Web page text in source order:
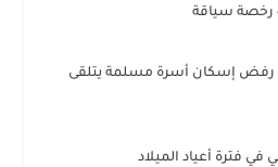
رفض إسكان أسرة مسلمة يتلقى
في فترة أعياد الميلاد